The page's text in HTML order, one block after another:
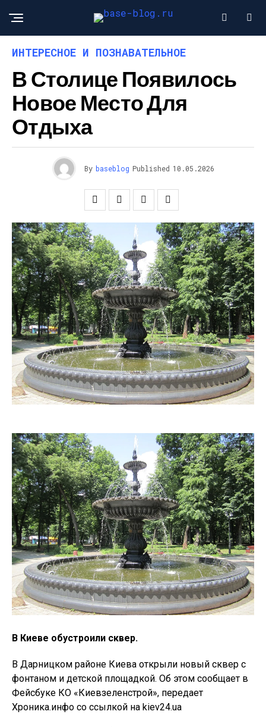
ИНТЕРЕСНОЕ И ПОЗНАВАТЕЛЬНОЕ
В Столице Появилось
Новое Место Для
Отдыха
By baseblog Published 10.05.2026
В Киеве обустроили сквер.
В Дарницком районе Киева открыли новый сквер с
фонтаном и детской площадкой. Об этом сообщает в
Фейсбуке КО «Киевзеленстрой», передает
Хроника.инфо со ссылкой на kiev24.ua